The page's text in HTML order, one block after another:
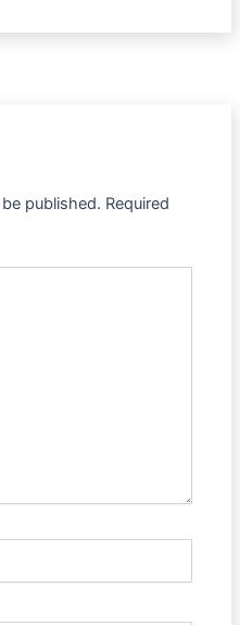
published. Required